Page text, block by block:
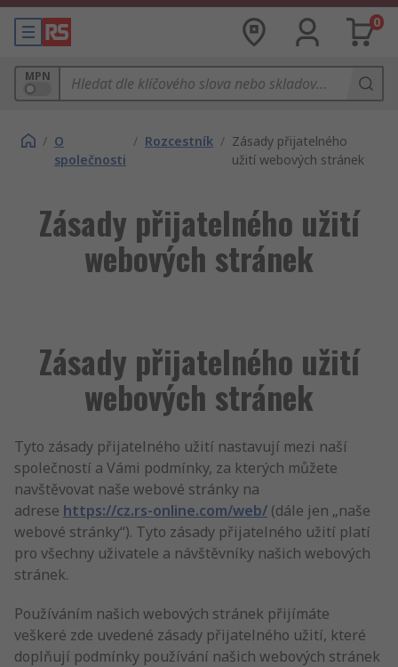
0
MPN
/ O
společnosti
/ Rozcestník / Zásady přijatelného
užití webových stránek
Zásady přijatelného užití
webových stránek
Zásady přijatelného užití
webových stránek
Tyto zásady přijatelného užití nastavují mezi naší
společností a Vámi podmínky, za kterých můžete
navštěvovat naše webové stránky na
adrese https://cz.rs-online.com/web/ (dále jen „naše
webové stránky“). Tyto zásady přijatelného užití platí
pro všechny uživatele a návštěvníky našich webových
stránek.
Používáním našich webových stránek přijímáte
veškeré zde uvedené zásady přijatelného užití, které
doplňují podmínky používání našich webových stránek